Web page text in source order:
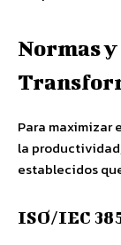
Normas
Para maximizar
la
establecidos
ISO/IEC